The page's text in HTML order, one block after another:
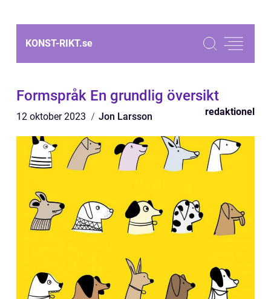
KONST-RIKT.se
Formspråk En grundlig översikt
12 oktober 2023 Jon Larsson redaktionel